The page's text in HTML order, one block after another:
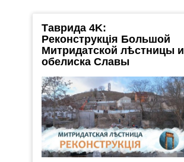
Таврида 4K:
Реконструкція Большой
Митридатской лѣстницы и
обелиска Славы